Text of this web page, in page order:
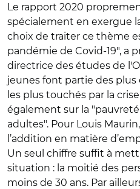
Le rapport 2020
spécialement en exergue
choix de traiter ce thème
pandémie de Covid-19", a
directrice des études de
jeunes font partie des plus
les plus touchés par la
également sur la
adultes". Pour Louis
l’addition en matière
Un seul chiffre suffit à
situation : la moitié des
moins de 30 ans. Par